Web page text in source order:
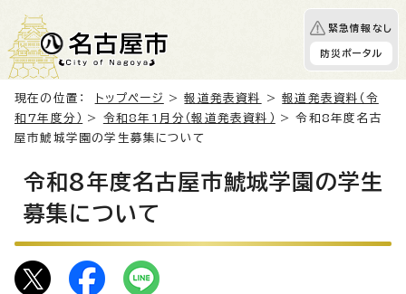
緊急情報なし
防災ポータル
現在の位置： トップページ >報道発表資料 >報道発表資料（令
和7年度分）
> 令和8年1月分（報道発表資料）
> 令和8年度名古
屋市鯱城学園の学生募集について
令和8年度名古屋市鯱城学園の学生
募集について